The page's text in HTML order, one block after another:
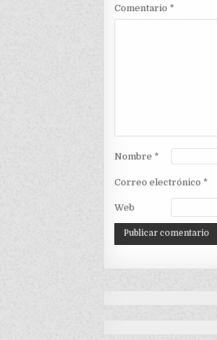
Comentario *
Nombre *
Correo electrónico *
Web